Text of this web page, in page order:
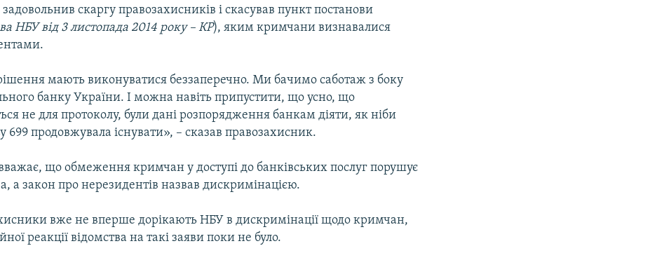
задовольнив скаргу правозахисників і скасував пункт постанови
НБУ від 3 листопада 2014 року – КР), яким кримчани визнавалися
мають виконуватися беззаперечно. Ми бачимо саботаж з боку
банку України. І можна навіть припустити, що усно, що
не для протоколу, були дані розпорядження банкам діяти, як ніби
699 продовжувала існувати», – сказав правозахисник.
що обмеження кримчан у доступі до банківських послуг порушує
а закон про нерезидентів назвав дискримінацією.
вже не вперше дорікають НБУ в дискримінації щодо кримчан,
реакції відомства на такі заяви поки не було.